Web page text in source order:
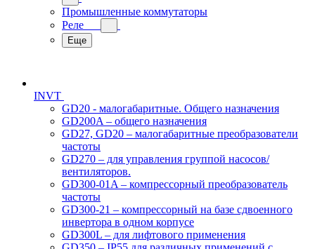
Промышленные коммутаторы
Реле
Еще
INVT
GD20 - малогабаритные. Общего назначения
GD200A – общего назначения
GD27, GD20 – малогабаритные преобразователи
частоты
GD270 – для управления группой насосов/
вентиляторов.
GD300-01A – компрессорный преобразователь
частоты
GD300-21 – компрессорный на базе сдвоенного
инвертора в одном корпусе
GD300L – для лифтового применения